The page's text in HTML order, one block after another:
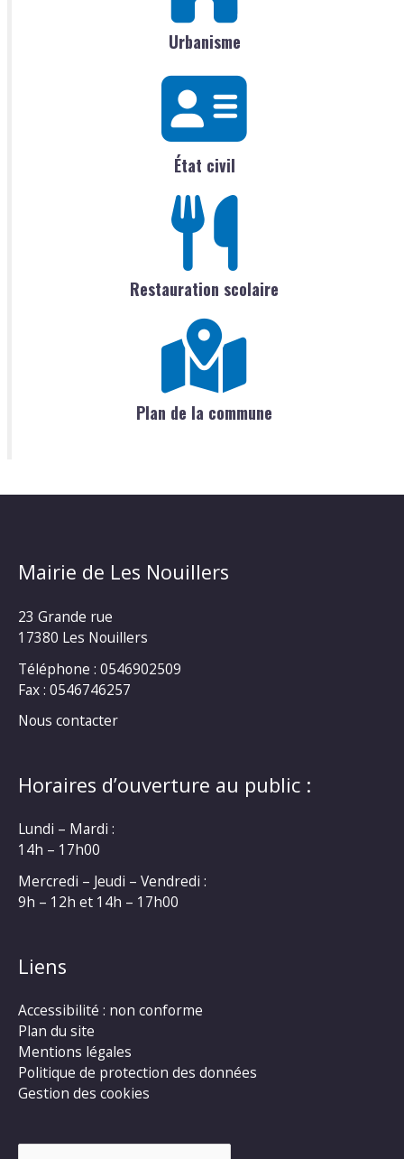
Urbanisme
État civil
Restauration scolaire
Plan de la commune
Mairie de Les Nouillers
23 Grande rue
17380 Les Nouillers
Téléphone : 0546902509
Fax : 0546746257
Nous contacter
Horaires d’ouverture au public :
Lundi – Mardi :
14h – 17h00
Mercredi – Jeudi – Vendredi :
9h – 12h et 14h – 17h00
Liens
Accessibilité : non conforme
Plan du site
Mentions légales
Politique de protection des données
Gestion des cookies